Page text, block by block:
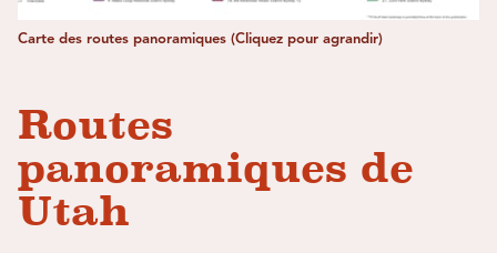
Carte des routes panoramiques (Cliquez pour agrandir)
Routes
panoramiques de
Utah